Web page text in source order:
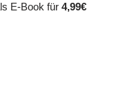
E-Book für 4,99€